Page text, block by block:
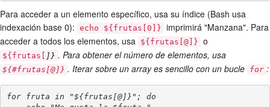
Para acceder a un elemento específico, usa su índice (Bash usa
indexación base 0): echo ${frutas[0]} imprimirá "Manzana". Para
acceder a todos los elementos, usa ${frutas[@]} o
${frutas[ ]} . Para obtener el número de elementos, usa
${#frutas[@]} . Iterar sobre un array es sencillo con un bucle for :
for fruta in "${frutas[@]}"; do